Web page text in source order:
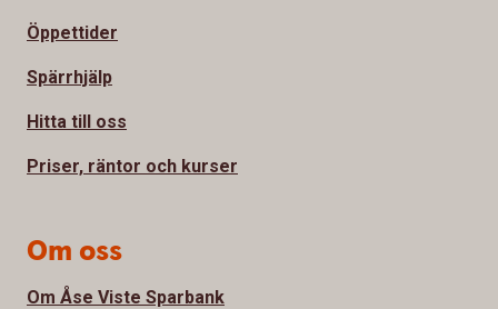
Öppettider
Spärrhjälp
Hitta till oss
Priser, räntor och kurser
Om oss
Om Åse Viste Sparbank